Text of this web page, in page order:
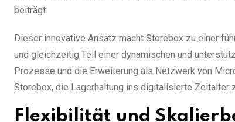
beiträgt.
Dieser innovative Ansatz macht Storebox zu einer
und gleichzeitig Teil einer dynamischen und
Prozesse und die Erweiterung als Netzwerk von
Storebox, die Lagerhaltung ins digitalisierte Zeitalter
Flexibilität und